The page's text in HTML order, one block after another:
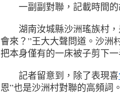
一副副對聯，記載時間的
湖南汝城縣沙洲瑤族村，
會來？”王大大聲問道。沙洲
把本身僅有的一床被子剪下一
記者留意到，除了表現喜
恩”也是沙洲村對聯的高頻詞。